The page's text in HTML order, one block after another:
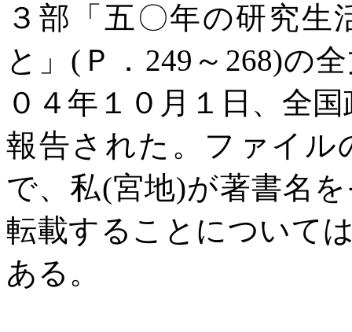
３部「五〇年の研究
と」 ( Ｐ． 249 ～ 268)の
０４年１０月１日、全
報告された。ファイル
で、私(宮地)が著書名
転載することについて
ある。